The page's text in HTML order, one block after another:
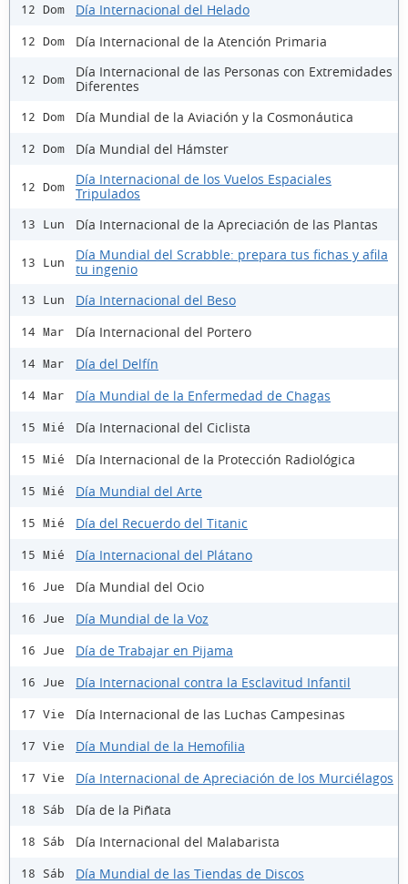
12 Dom Día Internacional del Helado
12 Dom Día Internacional de la Atención Primaria
12 Dom
Día Internacional de las Personas con Extremidades
Diferentes
12 Dom Día Mundial de la Aviación y la Cosmonáutica
12 Dom Día Mundial del Hámster
12 Dom
Día Internacional de los Vuelos Espaciales
Tripulados
13 Lun Día Internacional de la Apreciación de las Plantas
13 Lun
Día Mundial del Scrabble: prepara tus fichas y afila
tu ingenio
13 Lun Día Internacional del Beso
14 Mar Día Internacional del Portero
14 Mar Día del Delfín
14 Mar Día Mundial de la Enfermedad de Chagas
15 Mié Día Internacional del Ciclista
15 Mié Día Internacional de la Protección Radiológica
15 Mié Día Mundial del Arte
15 Mié Día del Recuerdo del Titanic
15 Mié Día Internacional del Plátano
16 Jue Día Mundial del Ocio
16 Jue Día Mundial de la Voz
16 Jue Día de Trabajar en Pijama
16 Jue Día Internacional contra la Esclavitud Infantil
17 Vie Día Internacional de las Luchas Campesinas
17 Vie Día Mundial de la Hemofilia
17 Vie Día Internacional de Apreciación de los Murciélagos
18 Sáb Día de la Piñata
18 Sáb Día Internacional del Malabarista
18 Sáb Día Mundial de las Tiendas de Discos